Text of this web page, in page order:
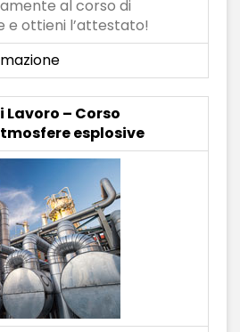
al corso di
e ottieni l’attestato!
Lavoro – Corso
esplosive